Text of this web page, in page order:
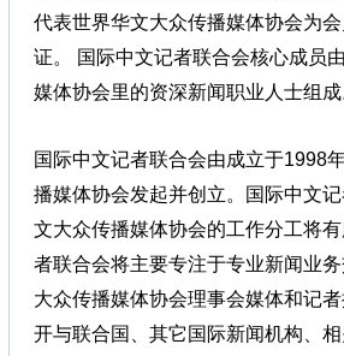
代表世界华文大众传播媒体协会为
证。 国际中文记者联合会核心成员
媒体协会里的资深新闻职业人士组成
国际中文记者联合会由成立于1998
播媒体协会发起并创立。国际中文
文大众传播媒体协会的工作分工将
者联合会将主要专注于专业新闻业
大众传播媒体协会理事会媒体和记
开与联合国、其它国际新闻机构、